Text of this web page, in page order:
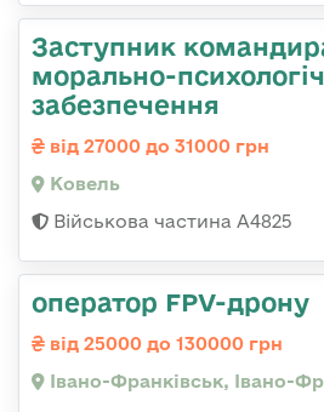
Заступник
морально-
забезпечення
від 27000 до 31000 грн
Ковель
Військова частина А4825
оператор FPV-дрону
від 25000 до 130000 грн
Івано-Франківськ, Івано-